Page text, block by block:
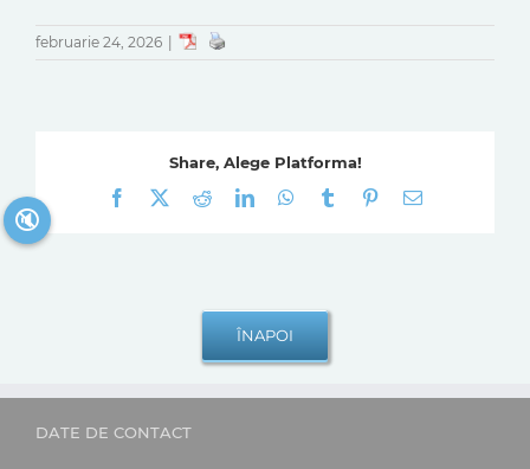
februarie 24, 2026
Share, Alege Platforma!
Facebook
RedditLinkedInWhatsApp
Tumblr Pinterest
E-
DATE DE CONTACT
🔇